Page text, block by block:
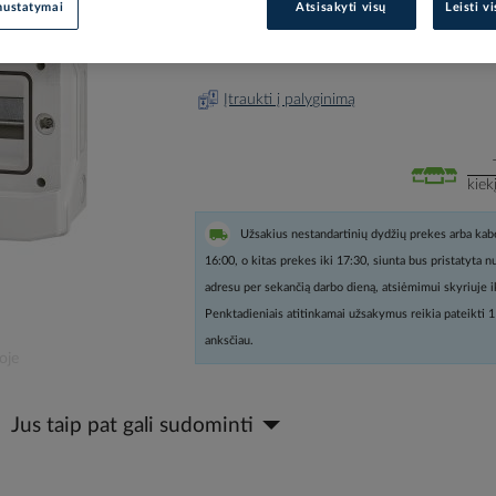
Įtraukti į palyginimą
Užsakius nestandartinių dydžių prekes arba
16:00, o kitas prekes iki 17:30, siunta bus pristatyta
adresu per sekančią darbo dieną, atsiėmimui skyriuje
Penktadieniais atitinkamai užsakymus reikia pateikti 1
anksčiau.
Jus taip pat gali sudominti
Atsisakyti visų Leisti